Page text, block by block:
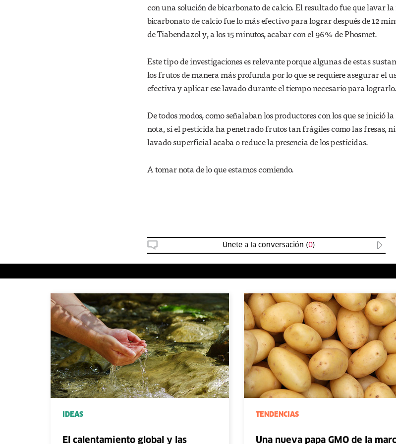
con una solución de bicarbonato de calcio. El resultado fue que lavar
bicarbonato de calcio fue lo más efectivo para lograr después de 12
de Tiabendazol y, a los 15 minutos, acabar con el 96% de Phosmet.
Este tipo de investigaciones es relevante porque algunas de estas
los frutos de manera más profunda por lo que se requiere asegurar el
efectiva y aplicar ese lavado durante el tiempo necesario para lograrlo.
De todos modos, como señalaban los productores con los que se inició
nota, si el pesticida ha penetrado frutos tan frágiles como las fresas,
lavado superficial acaba o reduce la presencia de los pesticidas.
A tomar nota de lo que estamos comiendo.
Únete a la conversación (0)
IDEAS
El calentamiento global y las
TENDENCIAS
Una nueva papa GMO de la